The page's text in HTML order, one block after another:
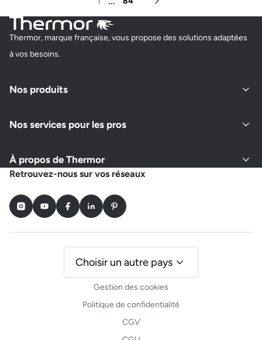
Page suivante
Thermor, marque française, vous propose des solutions adaptées
à vos besoins.
Nos produits
Nos services pour les pros
À propos de Thermor
Retrouvez-nous sur vos réseaux
InstagramYoutubeFacebookLinkedInPinterest
Gestion des cookies
Politique de confidentialité
CGV
Choisir un autre pays